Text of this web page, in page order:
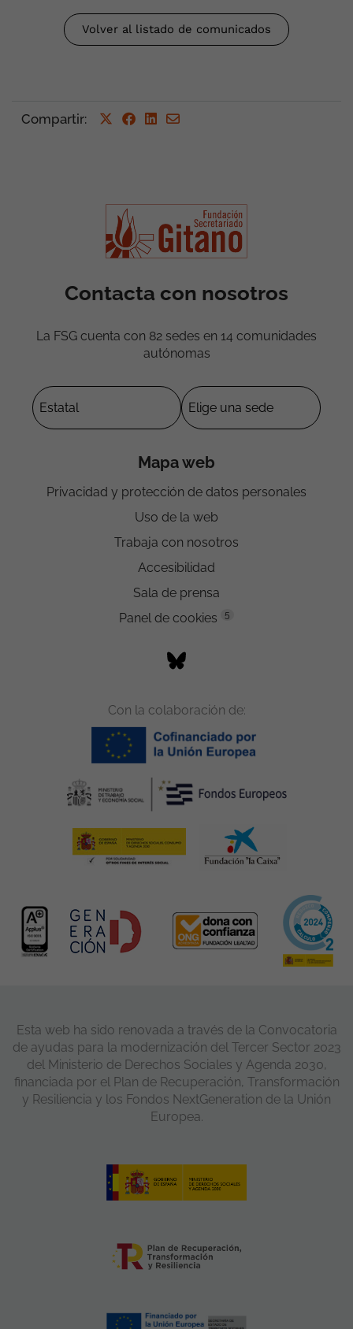
Volver al listado de comunicados
Compartir:
Contacta con nosotros
La FSG cuenta con 82 sedes en 14 comunidades
autónomas
Mapa web
Privacidad y protección de datos personales
Uso de la web
Trabaja con nosotros
Accesibilidad
Sala de prensa
Panel de cookies
5
Con la colaboración de:
Esta web ha sido renovada a través de la Convocatoria
de ayudas para la modernización del Tercer Sector 2023
del Ministerio de Derechos Sociales y Agenda 2030,
financiada por el Plan de Recuperación, Transformación
y Resiliencia y los Fondos NextGeneration de la Unión
Europea.